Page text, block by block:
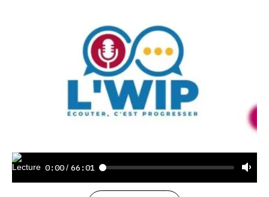
0:00 / 66:01